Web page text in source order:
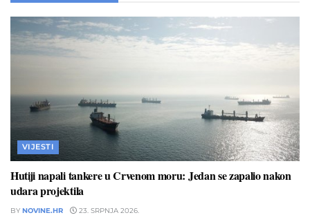
VIJESTI
Hutiji napali tankere u Crvenom moru: Jedan se zapalio nakon
udara projektila
BY NOVINE.HR 23. SRPNJA 2026.